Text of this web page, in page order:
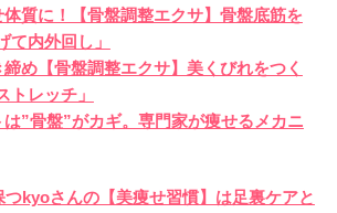
質に！【骨盤調整エクサ】骨盤底筋を
て内外回し」
め【骨盤調整エクサ】美くびれをつく
トレッチ」
”骨盤”がカギ。専門家が痩せるメカニ
kyoさんの【美痩せ習慣】は足裏ケアと